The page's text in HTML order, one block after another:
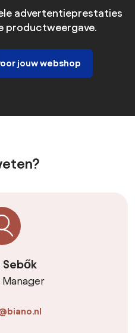
advertentieprestaties
productweergave.
jouw webshop
Sebők